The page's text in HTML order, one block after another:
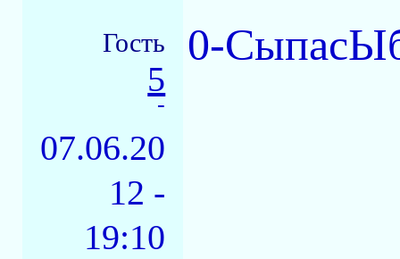
Гость
5
-
07.06.20
12 -
19:10
0-